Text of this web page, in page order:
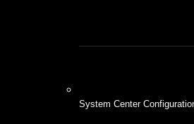
System Center